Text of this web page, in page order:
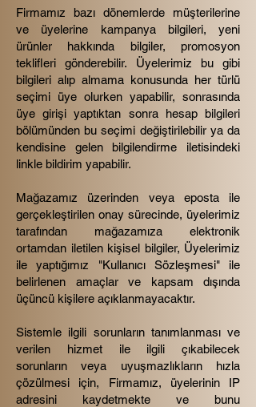
Firmamız bazı dönemlerde müşterilerine
ve üyelerine kampanya bilgileri, yeni
ürünler hakkında bilgiler, promosyon
teklifleri gönderebilir. Üyelerimiz bu gibi
bilgileri alıp almama konusunda her türlü
seçimi üye olurken yapabilir, sonrasında
üye girişi yaptıktan sonra hesap bilgileri
bölümünden bu seçimi değiştirilebilir ya da
kendisine gelen bilgilendirme iletisindeki
linkle bildirim yapabilir.
Mağazamız üzerinden veya eposta ile
gerçekleştirilen onay sürecinde, üyelerimiz
tarafından mağazamıza elektronik
ortamdan iletilen kişisel bilgiler, Üyelerimiz
ile yaptığımız "Kullanıcı Sözleşmesi" ile
belirlenen amaçlar ve kapsam dışında
üçüncü kişilere açıklanmayacaktır.
Sistemle ilgili sorunların tanımlanması ve
verilen hizmet ile ilgili çıkabilecek
sorunların veya uyuşmazlıkların hızla
çözülmesi için, Firmamız, üyelerinin IP
adresini kaydetmekte ve bunu